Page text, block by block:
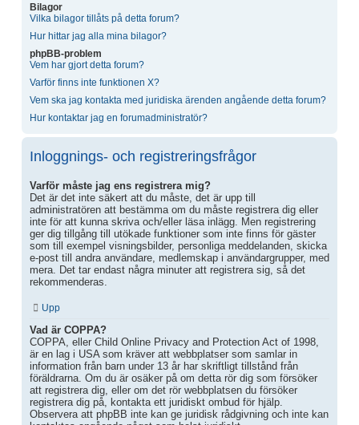
Bilagor
Vilka bilagor tillåts på detta forum?
Hur hittar jag alla mina bilagor?
phpBB-problem
Vem har gjort detta forum?
Varför finns inte funktionen X?
Vem ska jag kontakta med juridiska ärenden angående detta forum?
Hur kontaktar jag en forumadministratör?
Inloggnings- och registreringsfrågor
Varför måste jag ens registrera mig?
Det är det inte säkert att du måste, det är upp till
administratören att bestämma om du måste registrera dig eller
inte för att kunna skriva och/eller läsa inlägg. Men registrering
ger dig tillgång till utökade funktioner som inte finns för gäster
som till exempel visningsbilder, personliga meddelanden, skicka
e-post till andra användare, medlemskap i användargrupper, med
mera. Det tar endast några minuter att registrera sig, så det
rekommenderas.
Upp
Vad är COPPA?
COPPA, eller Child Online Privacy and Protection Act of 1998,
är en lag i USA som kräver att webbplatser som samlar in
information från barn under 13 år har skriftligt tillstånd från
föräldrarna. Om du är osäker på om detta rör dig som försöker
att registrera dig, eller om det rör webbplatsen du försöker
registrera dig på, kontakta ett juridiskt ombud för hjälp.
Observera att phpBB inte kan ge juridisk rådgivning och inte kan